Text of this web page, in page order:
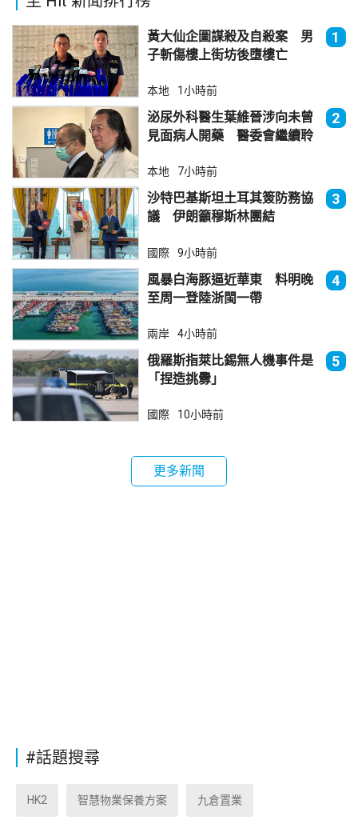
黃大仙企圖謀殺及自殺案 男
子斬傷樓上街坊後墮樓亡
1
本地 1小時前
泌尿外科醫生葉維晉涉向未曾
見面病人開藥 醫委會繼續聆
2
本地 7小時前
沙特巴基斯坦土耳其簽防務協
議 伊朗籲穆斯林團結
3
國際 9小時前
風暴白海豚逼近華東 料明晚
至周一登陸浙閩一帶
4
兩岸 4小時前
俄羅斯指萊比錫無人機事件是
「捏造挑釁」
5
國際 10小時前
更多新聞
#話題搜尋
HK2 智慧物業保養方案 九倉置業